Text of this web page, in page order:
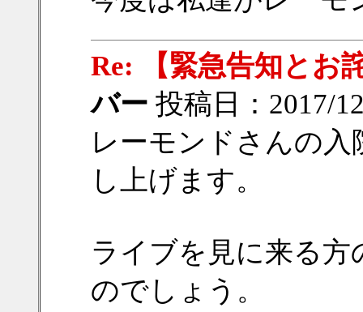
Re: 【緊急告知とお
バー 投稿日：2017/
レーモンドさんの
し上げます。
ライブを見に来る
のでしょう。